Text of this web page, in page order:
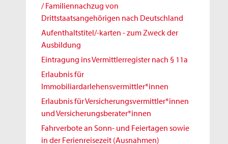
/ Familiennachzug von
Drittstaatsangehörigen nach Deutschland
Aufenthaltstitel/-karten - zum Zweck der
Ausbildung
Eintragung ins Vermittlerregister nach § 11a
Erlaubnis für
Immobiliardarlehensvermittler*innen
Erlaubnis für Versicherungsvermittler*innen
und Versicherungsberater*innen
Fahrverbote an Sonn- und Feiertagen sowie
in der Ferienreisezeit (Ausnahmen)